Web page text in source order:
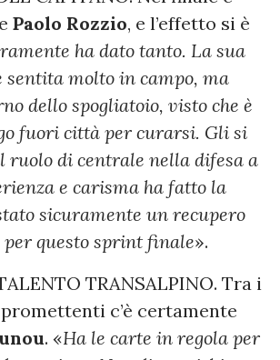
Paolo Rozzio, e l’effetto si è
ha dato tanto. La sua
sentita molto in campo, ma
dello spogliatoio, visto che è
fuori città per curarsi. Gli si
ruolo di centrale nella difesa a
e carisma ha fatto la
sicuramente un recupero
questo sprint finale».
TRANSALPINO. Tra i
c’è certamente
. «Ha le carte in regola per